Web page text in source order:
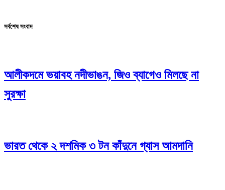
সর্বশেষ সংবাদ
আলীকদমে ভয়াবহ নদীভাঙন, জিও ব্যাগেও মিলছে না
সুরক্ষা
ভারত থেকে ২ দশমিক ৩ টন কাঁদুনে গ্যাস আমদানি